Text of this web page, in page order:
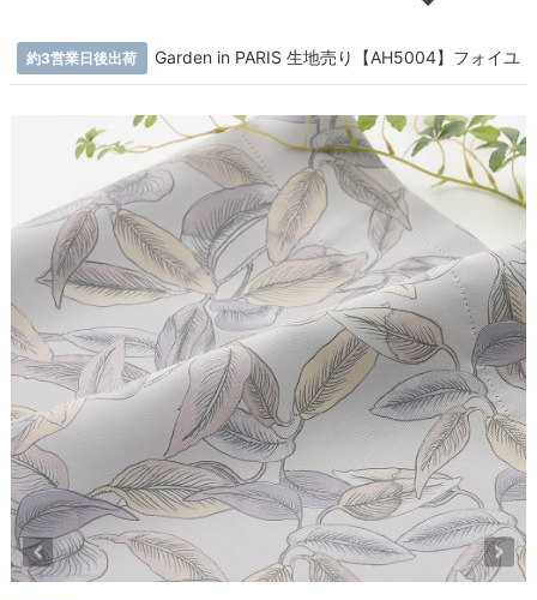
約3営業日後出荷 Garden in PARIS 生地売り【AH5004】フォイユ